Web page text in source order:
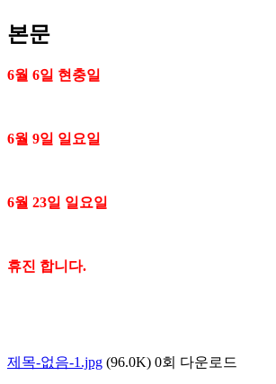
본문
6월 6일 현충일
6월 9일 일요일
6월 23일 일요일
휴진 합니다.
제목-없음-1.jpg (96.0K) 0회 다운로드